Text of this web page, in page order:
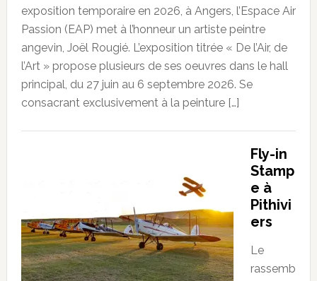
exposition temporaire en 2026, à Angers, l’Espace Air
Passion (EAP) met à l’honneur un artiste peintre
angevin, Joël Rougié. L’exposition titrée « De l’Air, de
l’Art » propose plusieurs de ses oeuvres dans le hall
principal, du 27 juin au 6 septembre 2026. Se
consacrant exclusivement à la peinture […]
Fly-in
Stamp
e à
Pithivi
ers
Le
rassemb